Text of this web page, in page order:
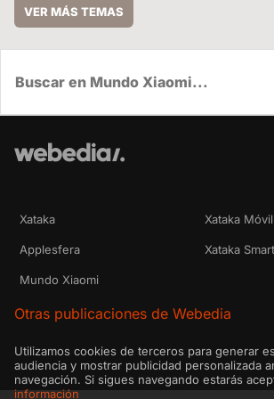
VER MÁS TEMAS
Xataka Xataka Móvil
Applesfera Xataka
Mundo Xiaomi
Otras publicaciones de Webedia
Utilizamos cookies de terceros para generar
audiencia y mostrar publicidad personalizada
navegación. Si sigues navegando estarás
información